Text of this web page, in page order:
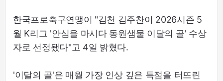
한국프로축구연맹이 "김천 김주찬이 2026시즌 5
월 K리그 '안심을 마시다 동원샘물 이달의 골' 수상
자로 선정됐다"고 4일 밝혔다.
'이달의 골'은 매월 가장 인상 깊은 득점을 터뜨린